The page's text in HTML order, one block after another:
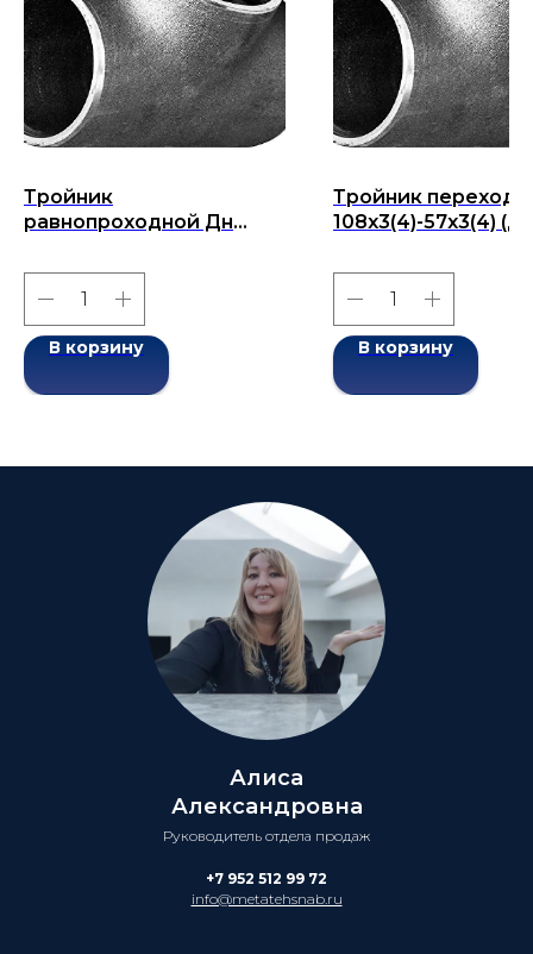
Тройник
равнопроходной Дн
бесшовный ГОСТ 17376-
2001
В корзину
Тройник
108х3(4)-57х3(4) (Ду
17376-2001
В корзину
Алиса
Александровна
Руководитель отдела продаж
+7 952 512 99 72
info@metatehsnab.ru